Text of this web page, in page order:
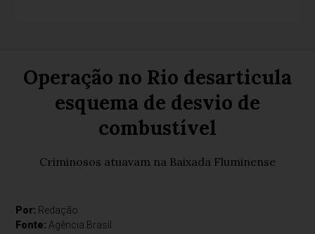
Operação no Rio desarticula
esquema de desvio de
combustível
Criminosos atuavam na Baixada Fluminense
Por: Redação
Fonte: Agência Brasil